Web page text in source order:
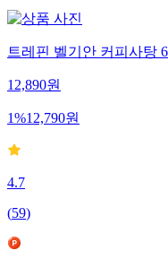
트레핀 벨기안 커피사탕
12,890원
1%12,790원
4.7
(59)